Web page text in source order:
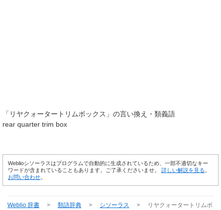
「 リヤクォータートリムボックス 」の言い換え・類義語
rear quarter trim box
Weblioシソーラスはプログラムで自動的に生成されているため、一部不適切なキー
ワードが含まれていることもあります。ご了承くださいませ。 詳しい解説を見る
お問い合わせ
Weblio 辞書 > 類語辞典 > シソーラス >
リヤクォータートリムボ